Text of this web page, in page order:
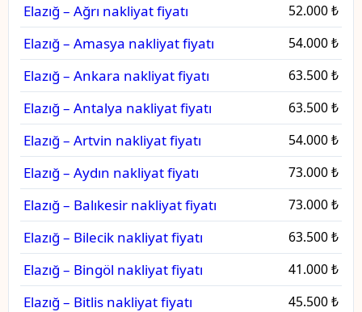
Elazığ – Ağrı nakliyat fiyatı 52.000 ₺
Elazığ – Amasya nakliyat fiyatı 54.000 ₺
Elazığ – Ankara nakliyat fiyatı 63.500 ₺
Elazığ – Antalya nakliyat fiyatı 63.500 ₺
Elazığ – Artvin nakliyat fiyatı 54.000 ₺
Elazığ – Aydın nakliyat fiyatı 73.000 ₺
Elazığ – Balıkesir nakliyat fiyatı 73.000 ₺
Elazığ – Bilecik nakliyat fiyatı 63.500 ₺
Elazığ – Bingöl nakliyat fiyatı 41.000 ₺
Elazığ – Bitlis nakliyat fiyatı 45.500 ₺